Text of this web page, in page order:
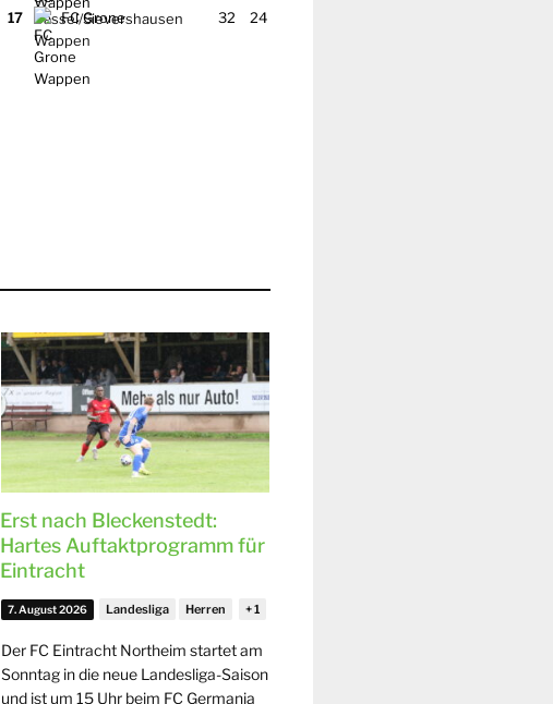
17 FC Grone 32 24
Erst nach Bleckenstedt:
Hartes Auftaktprogramm für
Eintracht
7. August 2026 Landesliga Herren
Der FC Eintracht Northeim startet am
Sonntag in die neue Landesliga-Saison
und ist um 15 Uhr beim FC Germania